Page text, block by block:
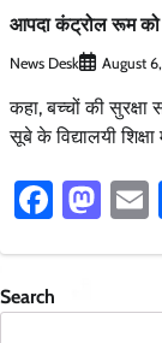
आपदा कंट्रोल रूम को
News Desk August
कहा, बच्चों की सुरक्षा
सूबे के विद्यालयी
Search